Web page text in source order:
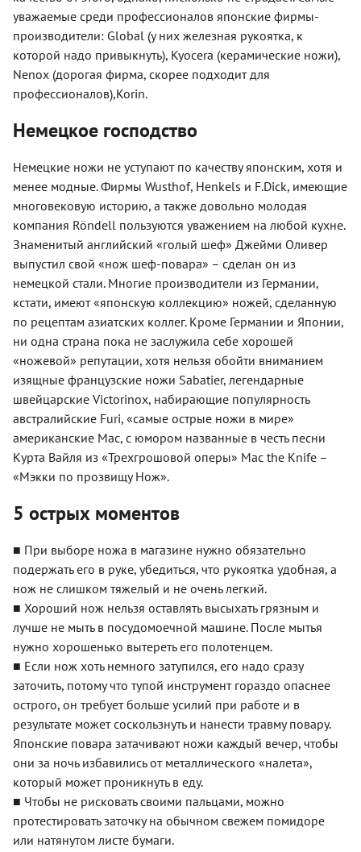
уважаемые среди профессионалов японские фирмы-
производители: Global (у них железная рукоятка, к
которой надо привыкнуть), Kyocera (керамические ножи),
Nenox (дорогая фирма, скорее подходит для
профессионалов),Korin.
Немецкое господство
Немецкие ножи не уступают по качеству японским, хотя и
менее модные. Фирмы Wusthof, Henkels и F.Dick, имеющие
многовековую историю, а также довольно молодая
компания Röndell пользуются уважением на любой кухне.
Знаменитый английский «голый шеф» Джейми Оливер
выпустил свой «нож шеф-повара» – сделан он из
немецкой стали. Многие производители из Германии,
кстати, имеют «японскую коллекцию» ножей, сделанную
по рецептам азиатских коллег. Кроме Германии и Японии,
ни одна страна пока не заслужила себе хорошей
«ножевой» репутации, хотя нельзя обойти вниманием
изящные французские ножи Sabatier, легендарные
швейцарские Victorinox, набирающие популярность
австралийские Furi, «самые острые ножи в мире»
американские Mac, с юмором названные в честь песни
Курта Вайля из «Трехгрошовой оперы» Mac the Knife –
«Мэкки по прозвищу Нож».
5 острых моментов
■ При выборе ножа в магазине нужно обязательно
подержать его в руке, убедиться, что рукоятка удобная, а
нож не слишком тяжелый и не очень легкий.
■ Хороший нож нельзя оставлять высыхать грязным и
лучше не мыть в посудомоечной машине. После мытья
нужно хорошенько вытереть его полотенцем.
■ Если нож хоть немного затупился, его надо сразу
заточить, потому что тупой инструмент гораздо опаснее
острого, он требует больше усилий при работе и в
результате может соскользнуть и нанести травму повару.
Японские повара затачивают ножи каждый вечер, чтобы
они за ночь избавились от металлического «налета»,
который может проникнуть в еду.
■ Чтобы не рисковать своими пальцами, можно
протестировать заточку на обычном свежем помидоре
или натянутом листе бумаги.